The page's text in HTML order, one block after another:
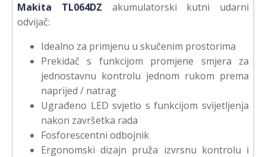
Makita TL064DZ akumulatorski kutni udarni
odvijač:
Idealno za primjenu u skučenim prostorima
Prekidač s funkcijom promjene smjera za
jednostavnu kontrolu jednom rukom prema
naprijed / natrag
Ugrađeno LED svjetlo s funkcijom svijetljenja
nakon završetka rada
Fosforescentni odbojnik
Ergonomski dizajn pruža izvrsnu kontrolu i